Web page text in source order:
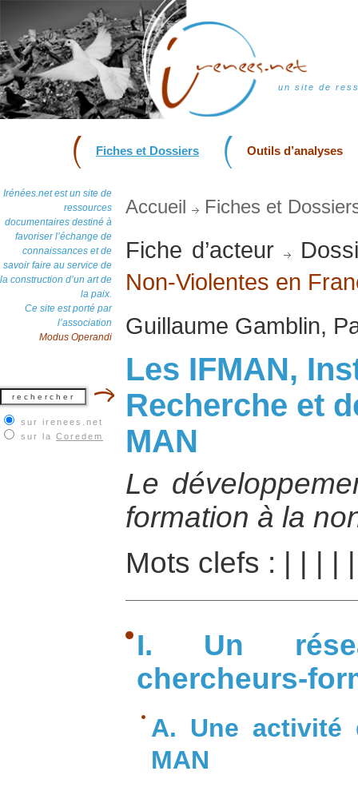
un site de
Fiches et Dossiers Outils d’analyses
Irénées.net est un site de
ressources
documentaires destiné à
favoriser l’échange de
connaissances et de
savoir faire au service de
la construction d’un art de
la paix.
Ce site est porté par
l’association
Modus Operandi
sur irenees.net
sur la Coredem
Accueil Fiches et
Fiche d’acteur
Non-Violentes en
Guillaume Gamblin,
Les IFMAN,
Recherche et
MAN
Le
formation à la
Mots clefs :
I. Un
chercheurs-
A. Une activité
MAN